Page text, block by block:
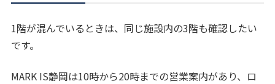
1階が混んでいるときは、同じ施設内の3階も確認したい
です。
MARK IS静岡は10時から20時までの営業案内があり、ロ